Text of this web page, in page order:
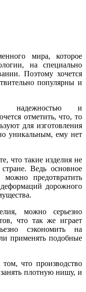
мира, которое
на специально
Поэтому хочется
популярны и
надежностью и
отметить, что, то
для изготовления
уникальным, ему нет
что такие изделия не
Ведь основное
предотвратить
дорожного
можно серьезно
что так же играет
сэкономить на
применять подобные
что производство
плотную нишу, и